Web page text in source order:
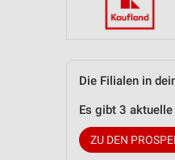
Die Filialen in
Es gibt 3
ZU DEN